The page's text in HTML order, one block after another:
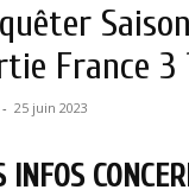
France 3
- 25 juin 2023
INFOS